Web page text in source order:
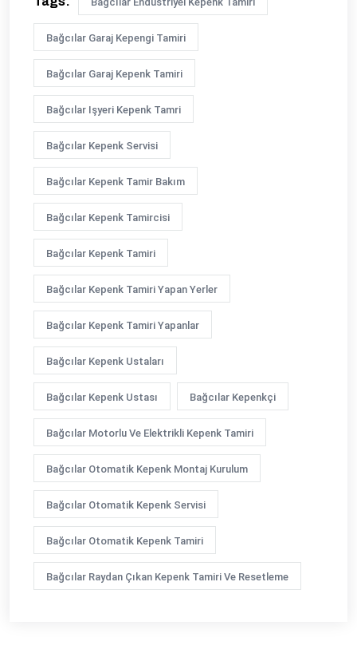
Bağcılar Garaj Kepengi Tamiri
Bağcılar Garaj Kepenk Tamiri
Bağcılar Işyeri Kepenk Tamri
Bağcılar Kepenk Servisi
Bağcılar Kepenk Tamir Bakım
Bağcılar Kepenk Tamircisi
Bağcılar Kepenk Tamiri
Bağcılar Kepenk Tamiri Yapan Yerler
Bağcılar Kepenk Tamiri Yapanlar
Bağcılar Kepenk Ustaları
Bağcılar Kepenk Ustası Bağcılar Kepenkçi
Bağcılar Motorlu Ve Elektrikli Kepenk Tamiri
Bağcılar Otomatik Kepenk Montaj Kurulum
Bağcılar Otomatik Kepenk Servisi
Bağcılar Otomatik Kepenk Tamiri
Bağcılar Raydan Çıkan Kepenk Tamiri Ve Resetleme